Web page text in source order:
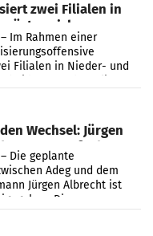
zwei Filialen in
– Im Rahmen einer
Filialen in Nieder- und
Wechsel: Jürgen
1.1.2027 auf Adeg
– Die geplante
Adeg und dem
Jürgen Albrecht ist
Die
und der